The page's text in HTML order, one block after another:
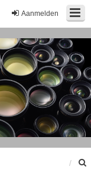
Aanmelden